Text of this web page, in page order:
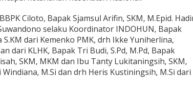
Ciloto, Bapak Sjamsul Arifin, SKM, M.Epid.
selaku Koordinator INDOHUN, Bapak
S.KM dari Kemenko PMK, drh Ikke Yuniherlina,
dari KLHK, Bapak Tri Budi, S.Pd, M.Pd, Bapak
SKM, MKM dan Ibu Tanty Lukitaningsih, SKM,
M.Si dan drh Heris Kustiningsih, M.Si dari